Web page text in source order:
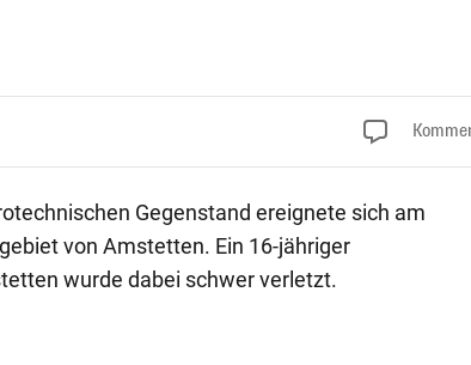
Gegenstand ereignete sich am
von Amstetten. Ein 16-jähriger
wurde dabei schwer verletzt.